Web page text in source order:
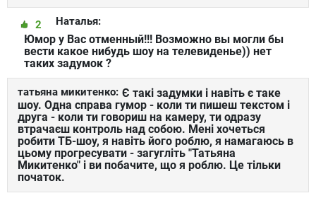
Наталья:
2
Юмор у Вас отменный!!! Возможно вы могли бы
вести какое нибудь шоу на телевиденье)) нет
таких задумок ?
татьяна микитенко: Є такі задумки і навіть є таке
шоу. Одна справа гумор - коли ти пишеш текстом і
друга - коли ти говориш на камеру, ти одразу
втрачаєш контроль над собою. Мені хочеться
робити ТБ-шоу, я навіть його роблю, я намагаюсь в
цьому прогресувати - загугліть "Татьяна
Микитенко" і ви побачите, що я роблю. Це тільки
початок.